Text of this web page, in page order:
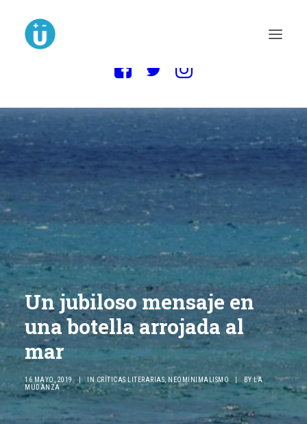
Un jubiloso mensaje en
una botella arrojada al
mar
16 MAYO, 2019 IN CRÍTICAS LITERARIAS NEOMINIMALISMO | BYLA
MUDANZA